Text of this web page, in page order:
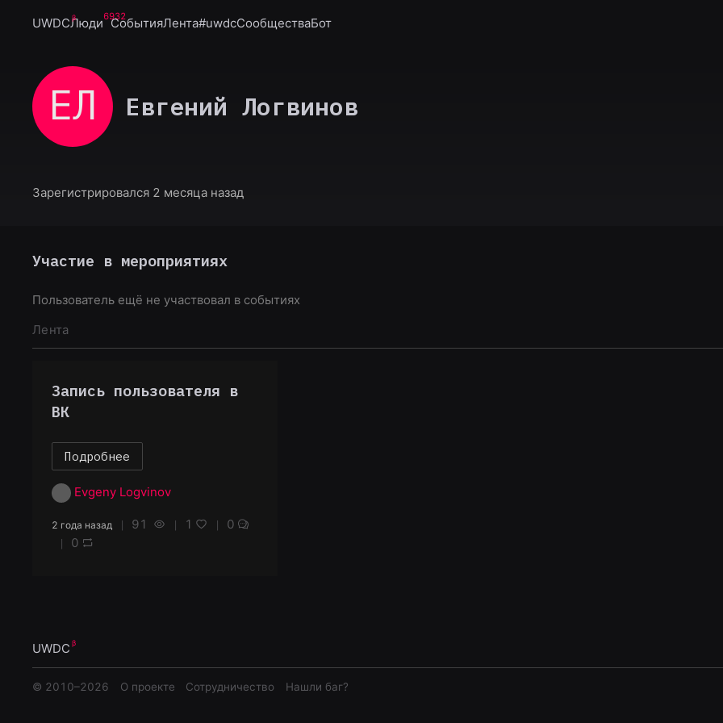
UWDCЛюди6932
СобытияЛента#uwdcСообществаБот
ЕЛ Евгений Логвинов
Зарегистрировался 2 месяца назад
Участие в мероприятиях
Пользователь ещё не участвовал в событиях
Лента
Запись пользователя в
ВК
Подробнее
Evgeny Logvinov
2 года назад 91 1
0
0
UWDC
© 2010–2026 О проекте Сотрудничество Нашли баг?